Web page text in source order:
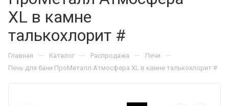
XL в камне
талькохлорит #
Главная — Каталог — Распродажа — Печи —
Печь для бани ПроМеталл Атмосфера XL в камне талькохлорит #